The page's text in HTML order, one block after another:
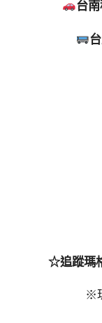
台
☆追蹤瑪
※